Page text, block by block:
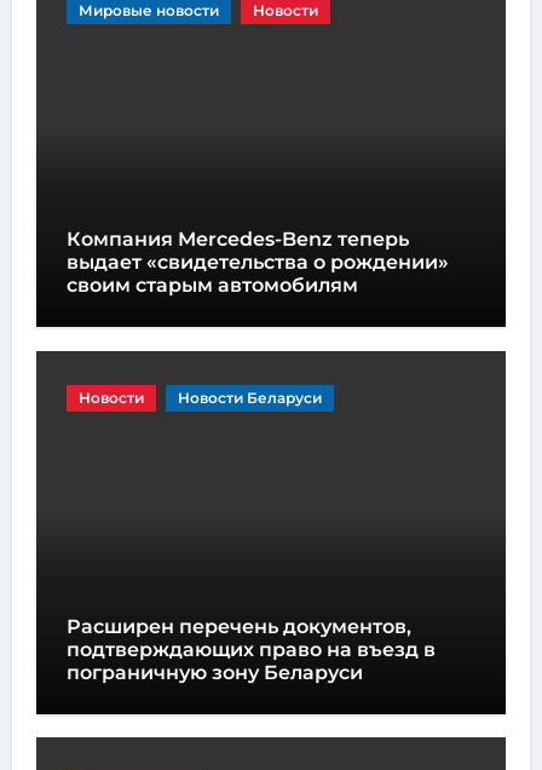
Мировые новости Новости
Компания Mercedes-Benz теперь
выдает «свидетельства о рождении»
своим старым автомобилям
Новости Новости Беларуси
Расширен перечень документов,
подтверждающих право на въезд в
пограничную зону Беларуси